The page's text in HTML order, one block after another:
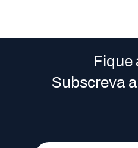
Fique
Subscreva